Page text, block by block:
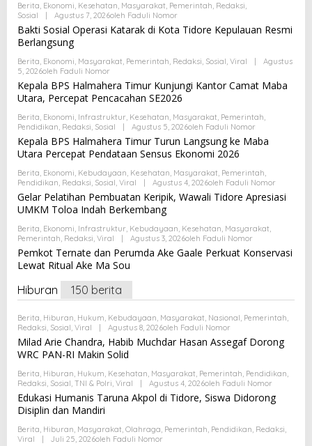
Berita, Ekonomi, Kesehatan, Masyarakat, Pemerintah, Redaksi,
Sosial
Agustus 7, 2026Oleh Faduli Nomor
Bakti Sosial Operasi Katarak di Kota Tidore Kepulauan Resmi
Berlangsung
Berita, Ekonomi, Masyarakat, Pemerintah, Redaksi, Sosial, Viral
Agustus
5, 2026Oleh Faduli Nomor
Kepala BPS Halmahera Timur Kunjungi Kantor Camat Maba
Utara, Percepat Pencacahan SE2026
Berita, Ekonomi, Infrastruktur, Kesehatan, Masyarakat, Pemerintah,
Pendidikan, Redaksi, Sosial Agustus 5, 2026Oleh Faduli Nomor
Kepala BPS Halmahera Timur Turun Langsung ke Maba
Utara Percepat Pendataan Sensus Ekonomi 2026
Berita, Ekonomi, Kebudayaan, Kesehatan, Masyarakat, Pemerintah,
Pendidikan, Redaksi, Sosial, Viral Agustus 4, 2026Oleh Faduli Nomor
Gelar Pelatihan Pembuatan Keripik, Wawali Tidore Apresiasi
UMKM Toloa Indah Berkembang
Berita, Ekonomi, Infrastruktur, Kebudayaan, Kesehatan, Masyarakat,
Pemerintah, Redaksi, Viral Agustus 3, 2026Oleh Faduli Nomor
Pemkot Ternate dan Perumda Ake Gaale Perkuat Konservasi
Lewat Ritual Ake Ma Sou
Hiburan 150 berita
Berita, Hiburan, Hukum, Kebudayaan, Masyarakat, Nasional, Pemerintah,
Redaksi, Sosial, Viral Agustus 8, 2026Oleh Faduli Nomor
Milad Arie Chandra, Habib Muchdar Hasan Assegaf Dorong
WRC PAN-RI Makin Solid
Berita, Hiburan, Hukum, Kesehatan, Masyarakat, Pemerintah, Pendidikan,
Redaksi, Sosial, TNI & Polri, Viral Agustus 4, 2026Oleh Faduli Nomor
Edukasi Humanis Taruna Akpol di Tidore, Siswa Didorong
Disiplin dan Mandiri
Berita, Hiburan, Masyarakat, Olahraga, Pemerintah, Pendidikan, Redaksi,
Viral
Juli 25, 2026Oleh Faduli Nomor